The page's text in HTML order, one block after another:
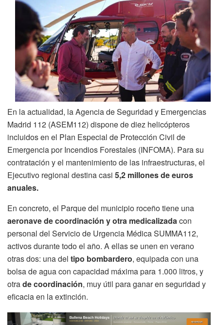
En la actualidad, la Agencia de Seguridad y Emergencias
Madrid 112 (ASEM112) dispone de diez helicópteros
incluidos en el Plan Especial de Protección Civil de
Emergencia por Incendios Forestales (INFOMA). Para su
contratación y el mantenimiento de las infraestructuras, el
Ejecutivo regional destina casi 5,2 millones de euros
anuales.
En concreto, el Parque del municipio roceño tiene una
aeronave de coordinación y otra medicalizadacon
personal del Servicio de Urgencia Médica SUMMA112,
activos durante todo el año. A ellas se unen en verano
otras dos: una del tipo bombardero, equipada con una
bolsa de agua con capacidad máxima para 1.000 litros, y
otrade coordinación, muy útil para ganar en seguridad y
eficacia en la extinción.